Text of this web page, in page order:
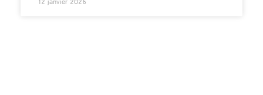
12 janvier 2026